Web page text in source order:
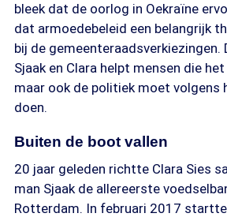
bleek dat de oorlog in Oekraïne
dat armoedebeleid een belangrijk
bij de gemeenteraadsverkiezingen.
Sjaak en Clara helpt mensen die
maar ook de politiek moet volgens
doen.
Buiten de boot vallen
20 jaar geleden richtte Clara Sies
man Sjaak de allereerste
Rotterdam. In februari 2017